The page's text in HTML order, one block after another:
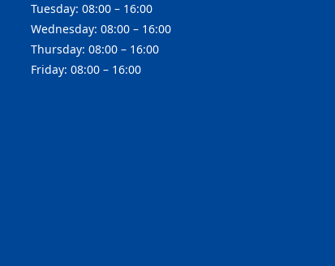
Tuesday: 08:00 – 16:00
Wednesday: 08:00 – 16:00
Thursday: 08:00 – 16:00
Friday: 08:00 – 16:00